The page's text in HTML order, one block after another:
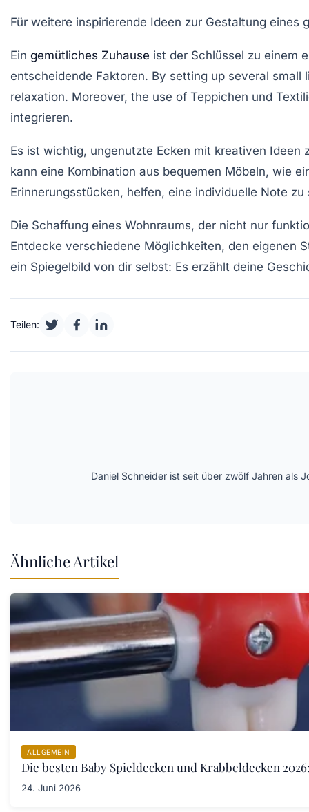
Für weitere inspirierende Ideen zur Gestaltung
Ein gemütliches Zuhause ist der Schlüssel zu einem
entscheidende Faktoren. By setting up several
relaxation. Moreover, the use of Teppichen und
integrieren.
Es ist wichtig, ungenutzte Ecken mit kreativen Ideen
kann eine Kombination aus bequemen Möbeln, wie
Erinnerungsstücken, helfen, eine individuelle Note zu
Die Schaffung eines Wohnraums, der nicht nur
Entdecke verschiedene Möglichkeiten, den eigenen
ein Spiegelbild von dir selbst: Es erzählt deine
Teilen:
Daniel Schneider ist seit über zwölf Jahren als
Ähnliche Artikel
ALLGEMEIN
Die besten Baby Spieldecken und Krabbeldecken
24. Juni 2026